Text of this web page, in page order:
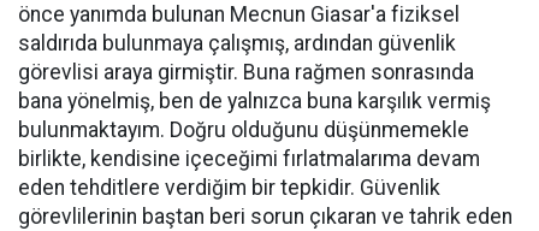
önce yanımda bulunan Mecnun Giasar'a fiziksel
saldırıda bulunmaya çalışmış, ardından güvenlik
görevlisi araya girmiştir. Buna rağmen sonrasında
bana yönelmiş, ben de yalnızca buna karşılık vermiş
bulunmaktayım. Doğru olduğunu düşünmemekle
birlikte, kendisine içeceğimi fırlatmalarıma devam
eden tehditlere verdiğim bir tepkidir. Güvenlik
görevlilerinin baştan beri sorun çıkaran ve tahrik eden